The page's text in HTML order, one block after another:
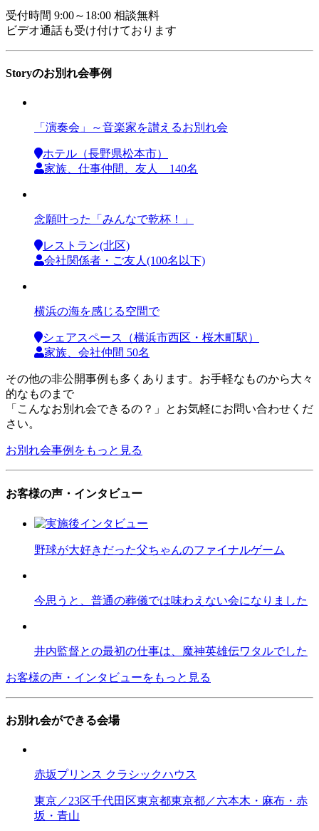
受付時間 9:00～18:00 相談無料
ビデオ通話も受け付けております
Storyのお別れ会事例
「演奏会」～音楽家を讃えるお別れ会
ホテル（長野県松本市）
家族、仕事仲間、友人 140名
念願叶った「みんなで乾杯！」
レストラン(北区)
会社関係者・ご友人(100名以下)
横浜の海を感じる空間で
シェアスペース（横浜市西区・桜木町駅）
家族、会社仲間 50名
その他の非公開事例も多くあります。お手軽なものから大々
的なものまで
「こんなお別れ会できるの？」とお気軽にお問い合わせくだ
さい。
お別れ会事例をもっと見る
お客様の声・インタビュー
野球が大好きだった父ちゃんのファイナルゲーム
今思うと、普通の葬儀では味わえない会になりました
井内監督との最初の仕事は、魔神英雄伝ワタルでした
お客様の声・インタビューをもっと見る
お別れ会ができる会場
赤坂プリンス クラシックハウス
東京／23区千代田区東京都東京都／六本木・麻布・赤
坂・青山